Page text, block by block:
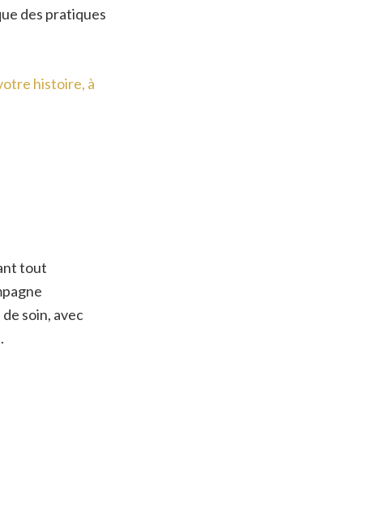
des pratiques
histoire, à
tout
soin, avec